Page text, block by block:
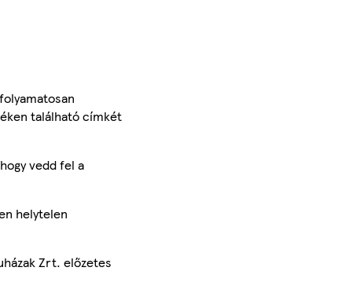
található címkét
vedd fel a
helytelen
Zrt. előzetes